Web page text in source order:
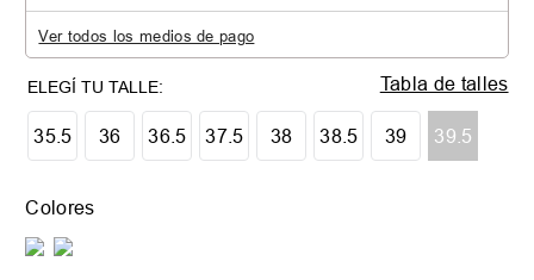
Ver todos los medios de pago
35.5 36 36.5 37.5 38 38.5 39 39.5
Tabla de talles
Colores